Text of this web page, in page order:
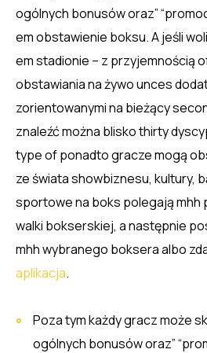
ogólnych bonusów oraz”
em obstawienie boksu. A jeśli
em stadionie – z przyjemnością
obstawiania na żywo unces
zorientowanymi na bieżący
znaleźć można blisko thirty
type of ponadto gracze mogą
ze świata showbiznesu, kultury,
sportowe na boks polegają mhh
walki bokserskiej, a następnie
mhh wybranego boksera albo
aplikacja.
Poza tym każdy gracz może
ogólnych bonusów oraz”